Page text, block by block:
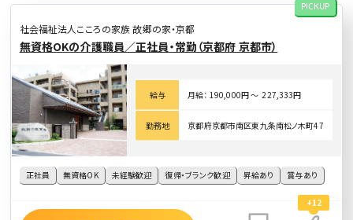
社会福祉法人こころの家族 故郷の家・京都
PICKUP
無資格OKの介護職員／正社員・常勤（京都府 京都市）
正社員 無資格OK 未経験歓迎 復帰・ブランク歓迎 昇給あり 賞与あり
給与 月給： 190,000円 〜 227,333円
勤務地 京都府京都市南区東九条南松ノ木町47
+12